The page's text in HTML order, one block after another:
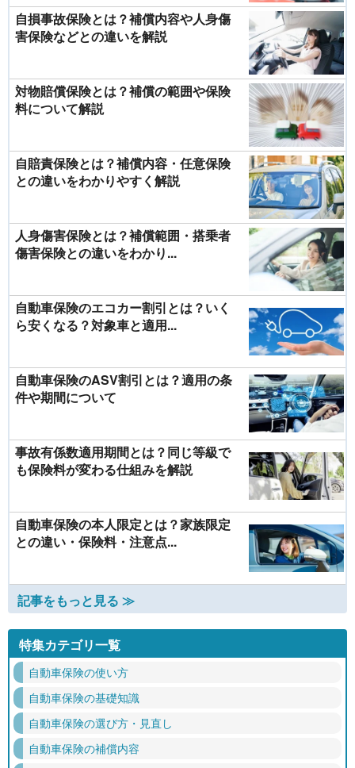
自損事故保険とは？補償内容や人身傷
害保険などとの違いを解説
対物賠償保険とは？補償の範囲や保険
料について解説
自賠責保険とは？補償内容・任意保険
との違いをわかりやすく解説
人身傷害保険とは？補償範囲・搭乗者
傷害保険との違いをわかり...
自動車保険のエコカー割引とは？いく
ら安くなる？対象車と適用...
自動車保険のASV割引とは？適用の条
件や期間について
事故有係数適用期間とは？同じ等級で
も保険料が変わる仕組みを解説
自動車保険の本人限定とは？家族限定
との違い・保険料・注意点...
記事をもっと見る ≫
特集カテゴリ一覧
自動車保険の使い方
自動車保険の基礎知識
自動車保険の選び方・見直し
自動車保険の補償内容